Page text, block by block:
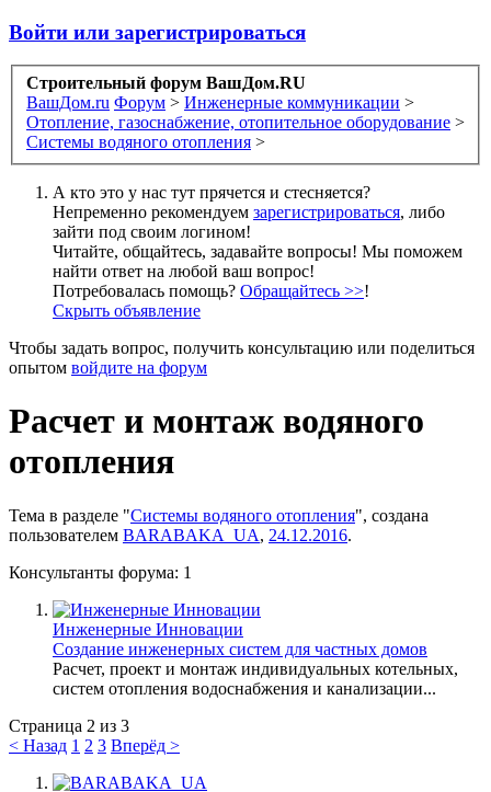
Войти или зарегистрироваться
Строительный форум ВашДом.RU
ВашДом.ru Форум > Инженерные коммуникации >
Отопление, газоснабжение, отопительное оборудование >
Системы водяного отопления >
А кто это у нас тут прячется и стесняется?
Непременно рекомендуем зарегистрироваться, либо
зайти под своим логином!
Читайте, общайтесь, задавайте вопросы! Мы поможем
найти ответ на любой ваш вопрос!
Потребовалась помощь? Обращайтесь >>!
Скрыть объявление
Чтобы задать вопрос, получить консультацию или поделиться
опытом войдите на форум
Расчет и монтаж водяного
отопления
Тема в разделе "Системы водяного отопления", создана
пользователем BARABAKA_UA, 24.12.2016.
Консультанты форума: 1
Инженерные Инновации
Создание инженерных систем для частных домов
Расчет, проект и монтаж индивидуальных котельных,
систем отопления водоснабжения и канализации...
Страница 2 из 3
< Назад 1 2 3 Вперёд >